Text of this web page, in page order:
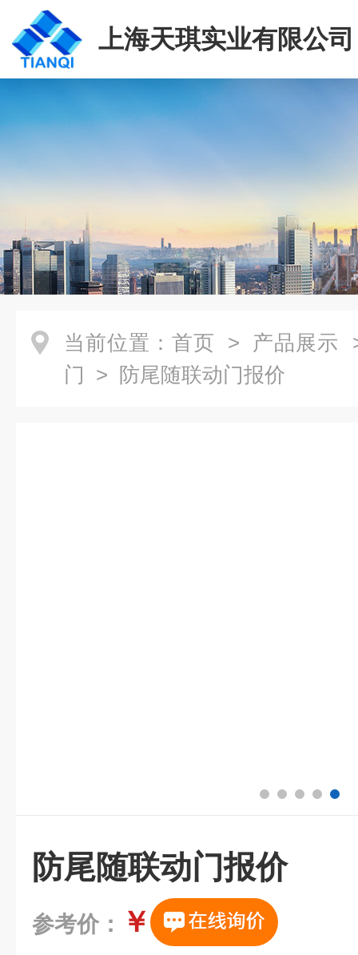
上海天琪实业有限公司
当前位置： 首页 > 产品展示
门 > 防尾随联动门报价
防尾随联动门报价
参考价： ￥